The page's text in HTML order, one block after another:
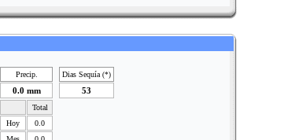
Precip. Dias Sequía (*)
0.0 mm 53
Total
Hoy
0.0